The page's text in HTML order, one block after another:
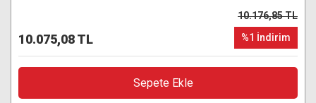
10.075,08 TL
10.176,85 TL
%1 İndirim
Sepete Ekle